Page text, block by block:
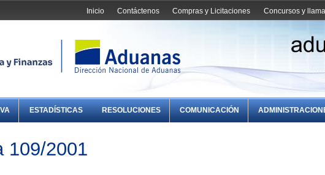
Concursos y
Compras y Licitaciones
Contáctenos
Inicio
ESTADÍSTICAS RESOLUCIONES COMUNICACIÓN
109/2001